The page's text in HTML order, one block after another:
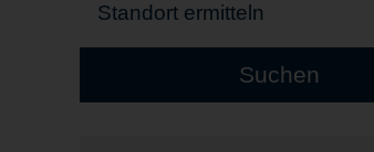
Standort ermitteln